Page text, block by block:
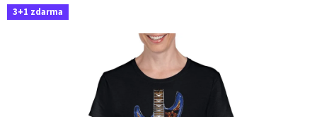
3+1 zdarma